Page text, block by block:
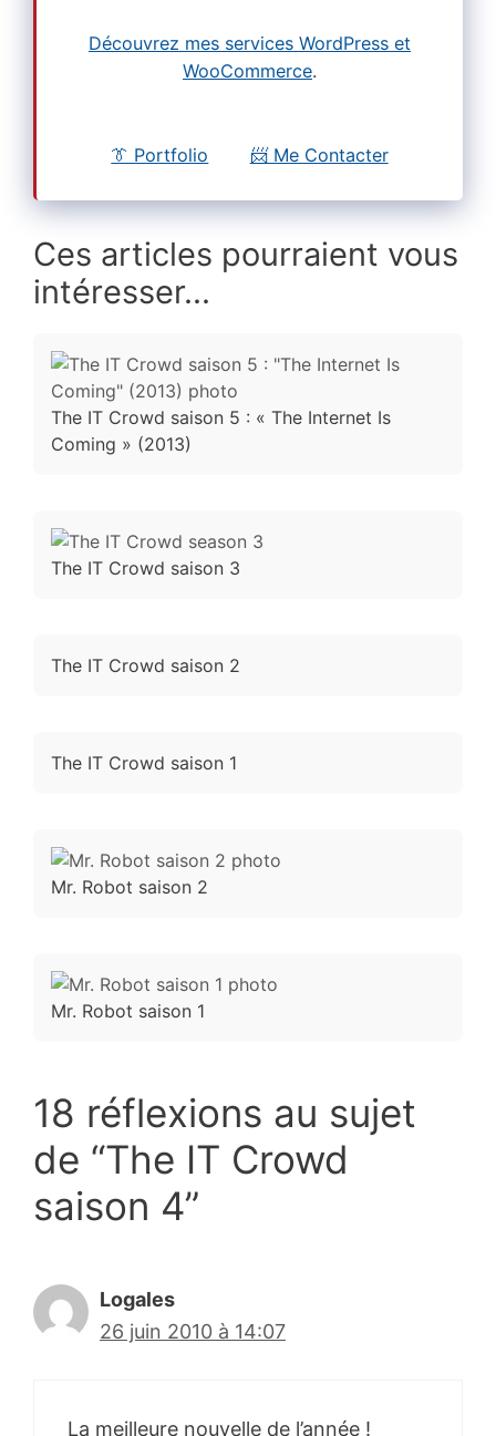
Découvrez mes services WordPress et
WooCommerce.
👔 Portfolio 📨 Me Contacter
Ces articles pourraient vous
intéresser...
The IT Crowd saison 5 : « The Internet Is
Coming » (2013)
The IT Crowd saison 3
The IT Crowd saison 2
The IT Crowd saison 1
Mr. Robot saison 2
Mr. Robot saison 1
18 réflexions au sujet
de “The IT Crowd
saison 4”
Logales
26 juin 2010 à 14:07
La meilleure nouvelle de l’année !